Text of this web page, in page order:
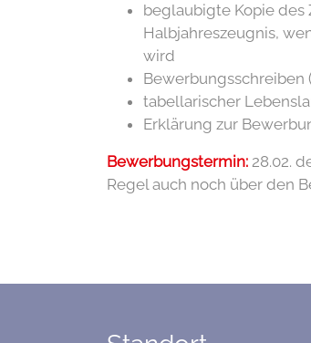
beglaubigte Kopie des
Halbjahreszeugnis,
wird
tabellarischer
Erklärung zur
Bewerbungstermin: 28.02.
Regel auch noch über den